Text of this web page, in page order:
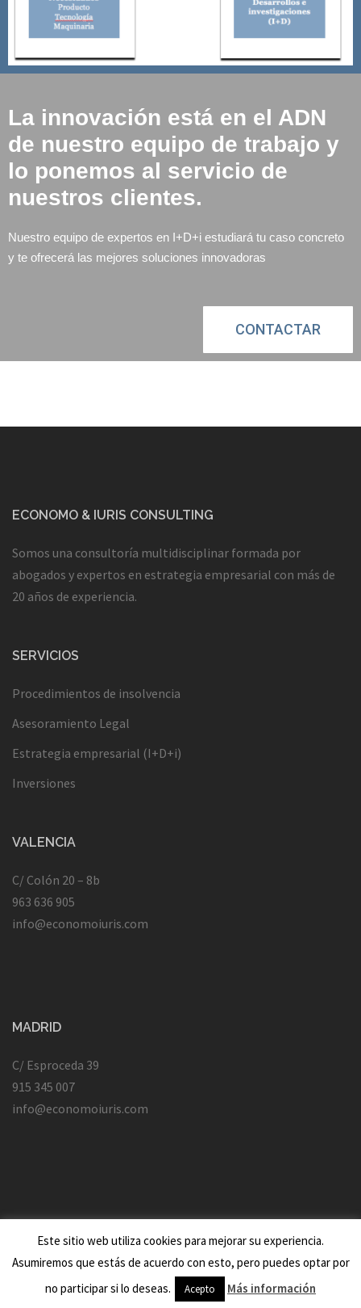
La innovación está en el ADN
de nuestro equipo de trabajo y
lo ponemos al servicio de
nuestros clientes.
Nuestro equipo de expertos en I+D+i estudiará tu caso concreto
y te ofrecerá las mejores soluciones innovadoras
CONTACTAR
ECONOMO & IURIS CONSULTING
Somos una consultoría multidisciplinar formada por
abogados y expertos en estrategia empresarial con más de
20 años de experiencia.
SERVICIOS
Procedimientos de insolvencia
Asesoramiento Legal
Estrategia empresarial (I+D+i)
Inversiones
VALENCIA
C/ Colón 20 – 8b
963 636 905
info@economoiuris.com
MADRID
C/ Esproceda 39
915 345 007
info@economoiuris.com
Creado con WordPress|Tema:Sydneypor aThemes.
Vic Beasley Jersey
Este sitio web utiliza cookies para mejorar su experiencia.
Asumiremos que estás de acuerdo con esto, pero puedes optar por
no participar si lo deseas.
Acepto Más información